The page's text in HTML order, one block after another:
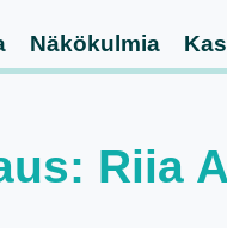
Näkökulmia
Riia